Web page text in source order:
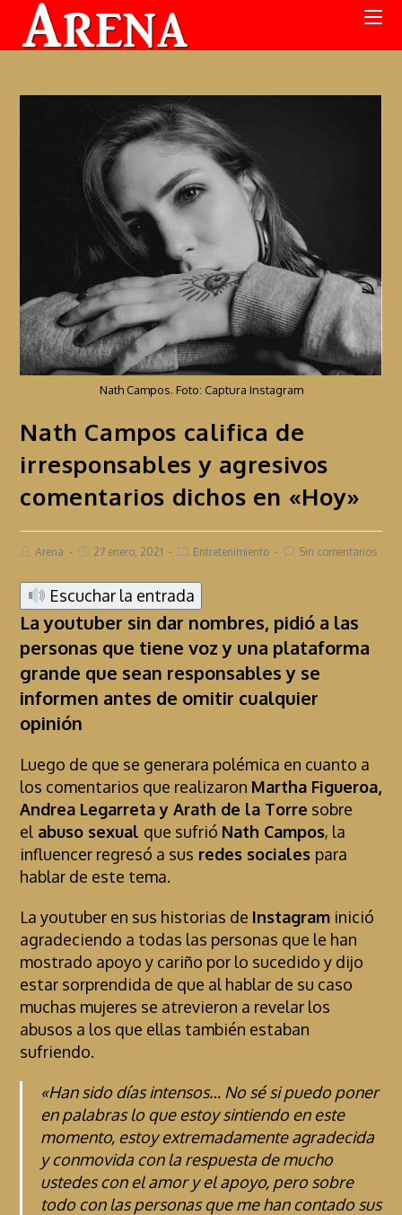
Nath Campos. Foto: Captura Instagram
Nath Campos califica de
irresponsables y agresivos
comentarios dichos en «Hoy»
Arena 27 enero, 2021 Entretenimiento Sin comentarios
Escuchar la entrada
La youtuber sin dar nombres, pidió a las
personas que tiene voz y una plataforma
grande que sean responsables y se
informen antes de omitir cualquier
opinión
Luego de que se generara polémica en cuanto a
los comentarios que realizaron Martha Figueroa,
Andrea Legarreta y Arath de la Torre sobre
el abuso sexual que sufrió Nath Campos, la
influencer regresó a sus redes sociales para
hablar de este tema.
La youtuber en sus historias de Instagram inició
agradeciendo a todas las personas que le han
mostrado apoyo y cariño por lo sucedido y dijo
estar sorprendida de que al hablar de su caso
muchas mujeres se atrevieron a revelar los
abusos a los que ellas también estaban
sufriendo.
«Han sido días intensos… No sé si puedo poner
en palabras lo que estoy sintiendo en este
momento, estoy extremadamente agradecida
y conmovida con la respuesta de mucho
ustedes con el amor y el apoyo, pero sobre
todo con las personas que me han contado sus